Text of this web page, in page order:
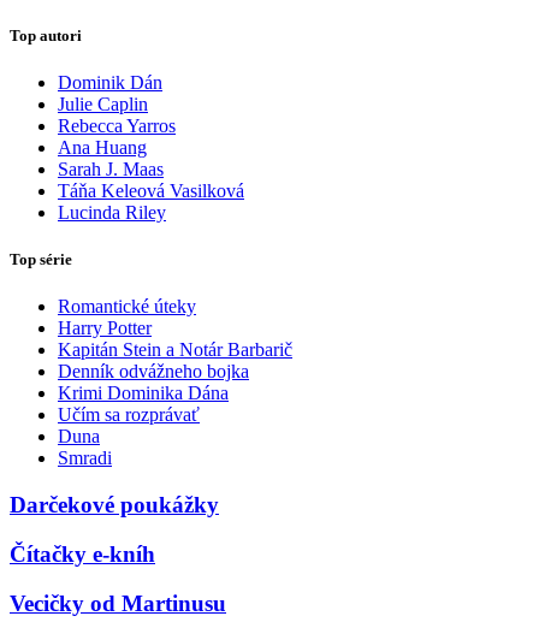
Top autori
Dominik Dán
Julie Caplin
Rebecca Yarros
Ana Huang
Sarah J. Maas
Táňa Keleová Vasilková
Lucinda Riley
Top série
Romantické úteky
Harry Potter
Kapitán Stein a Notár Barbarič
Denník odvážneho bojka
Krimi Dominika Dána
Učím sa rozprávať
Duna
Smradi
Darčekové poukážky
Čítačky e-kníh
Vecičky od Martinusu